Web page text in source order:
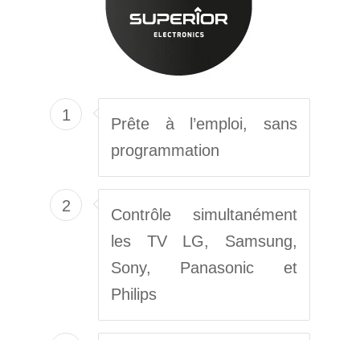
1
Prête à l’emploi, sans
programmation
2
Contrôle simultanément
les TV LG, Samsung,
Sony, Panasonic et
Philips